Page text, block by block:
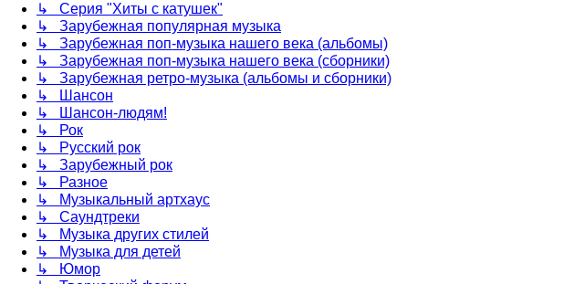
↳ Серия "Хиты с катушек"
↳ Зарубежная популярная музыка
↳ Зарубежная поп-музыка нашего века (альбомы)
↳ Зарубежная поп-музыка нашего века (сборники)
↳ Зарубежная ретро-музыка (альбомы и сборники)
↳ Шансон
↳ Шансон-людям!
↳ Рок
↳ Русский рок
↳ Зарубежный рок
↳ Разное
↳ Музыкальный артхаус
↳ Саундтреки
↳ Музыка других стилей
↳ Музыка для детей
↳ Юмор